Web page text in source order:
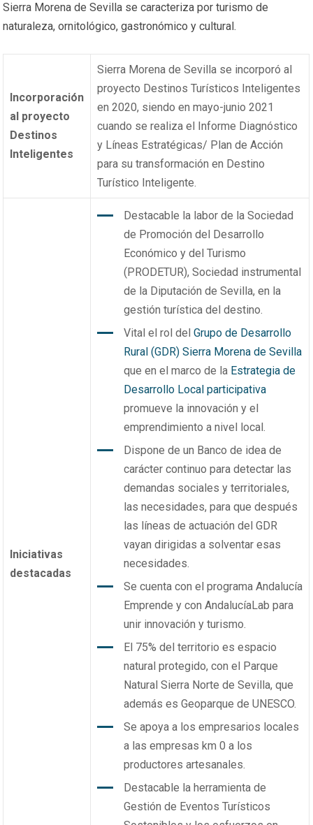
Sierra Morena de Sevilla se caracteriza por turismo de
naturaleza, ornitológico, gastronómico y cultural.
Incorporación
al proyecto
Destinos
Inteligentes
Sierra Morena de Sevilla se incorporó al
proyecto Destinos Turísticos Inteligentes
en 2020, siendo en mayo-junio 2021
cuando se realiza el Informe Diagnóstico
y Líneas Estratégicas/ Plan de Acción
para su transformación en Destino
Turístico Inteligente.
Iniciativas
destacadas
Destacable la labor de la Sociedad
de Promoción del Desarrollo
Económico y del Turismo
(PRODETUR), Sociedad instrumental
de la Diputación de Sevilla, en la
gestión turística del destino.
Vital el rol del Grupo de Desarrollo
Rural (GDR) Sierra Morena de Sevilla
que en el marco de la Estrategia de
Desarrollo Local participativa
promueve la innovación y el
emprendimiento a nivel local.
Dispone de un Banco de idea de
carácter continuo para detectar las
demandas sociales y territoriales,
las necesidades, para que después
las líneas de actuación del GDR
vayan dirigidas a solventar esas
necesidades.
Se cuenta con el programa Andalucía
Emprende y con AndalucíaLab para
unir innovación y turismo.
El 75% del territorio es espacio
natural protegido, con el Parque
Natural Sierra Norte de Sevilla, que
además es Geoparque de UNESCO.
Se apoya a los empresarios locales
a las empresas km 0 a los
productores artesanales.
Destacable la herramienta de
Gestión de Eventos Turísticos